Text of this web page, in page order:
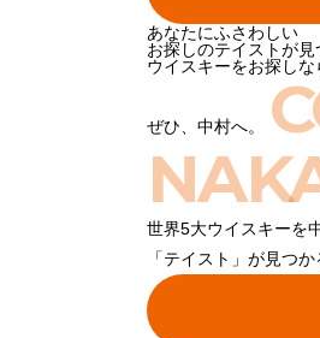
あなたにふさわしい
お探しのテイストが見
ウイスキーをお探しな
ぜひ、中村へ。
世界5大ウイスキーを
「テイスト」が見つ